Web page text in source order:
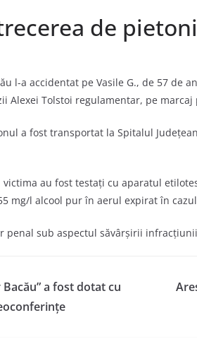
de pietoni
l-a accidentat pe Vasile G., de 57 de
Alexei Tolstoi regulamentar, pe marcaj
a fost transportat la Spitalul
au fost testaţi cu aparatul
mg/l alcool pur în aerul expirat în
penal sub aspectul săvârşirii
a fost dotat cu